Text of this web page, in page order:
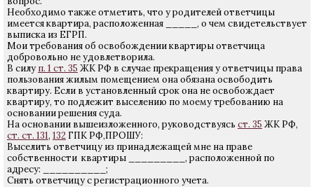
Необходимо также отметить, что у родителей ответчицы
имеется квартира, расположенная _____, о чем свидетельствует
выписка из ЕГРП.
Мои требования об освобождении квартиры ответчица
добровольно не удовлетворила.
В силуп. 1 ст. 35 ЖК РФ в случае прекращения у ответчицы права
пользования жилым помещением она обязана освободить
квартиру. Если в установленный срок она не освобождает
квартиру, то подлежит выселению по моему требованию на
основании решения суда.
На основании вышеизложенного, руководствуясь ст. 35 ЖК РФ,
ст. ст. 131, 132 ГПК РФ,ПРОШУ:
Выселить ответчицу из принадлежащей мне на праве
собственности квартиры _________, расположенной по
адресу: __________;
Снять ответчицу с регистрационного учета.